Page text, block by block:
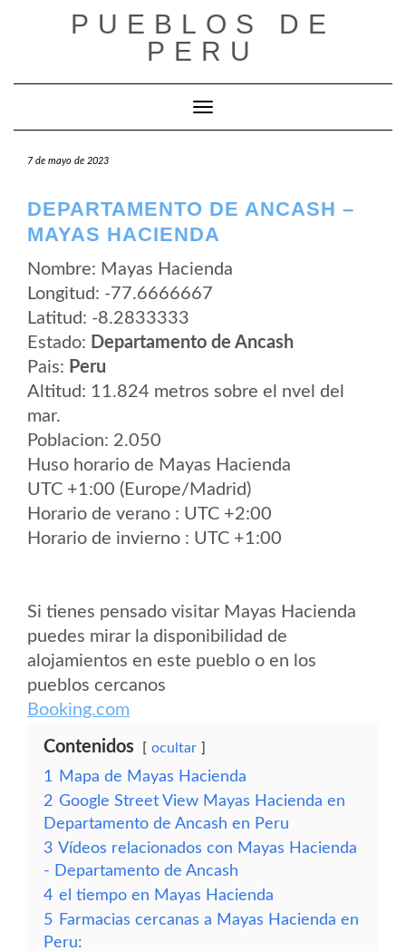
PUEBLOS DE
PERU
Cambiar modo de navegación
7 de mayo de 2023
DEPARTAMENTO DE ANCASH –
MAYAS HACIENDA
Nombre: Mayas Hacienda
Longitud: -77.6666667
Latitud: -8.2833333
Estado: Departamento de Ancash
Pais: Peru
Altitud: 11.824 metros sobre el nvel del
mar.
Poblacion: 2.050
Huso horario de Mayas Hacienda
UTC +1:00 (Europe/Madrid)
Horario de verano : UTC +2:00
Horario de invierno : UTC +1:00
Si tienes pensado visitar Mayas Hacienda
puedes mirar la disponibilidad de
alojamientos en este pueblo o en los
pueblos cercanos
Booking.com
Contenidos ocultar
1
Mapa de Mayas Hacienda
2 Google Street View Mayas Hacienda en
Departamento de Ancash en Peru
3 Vídeos relacionados con Mayas Hacienda
- Departamento de Ancash
4 el tiempo en Mayas Hacienda
5 Farmacias cercanas a Mayas Hacienda en
Peru: